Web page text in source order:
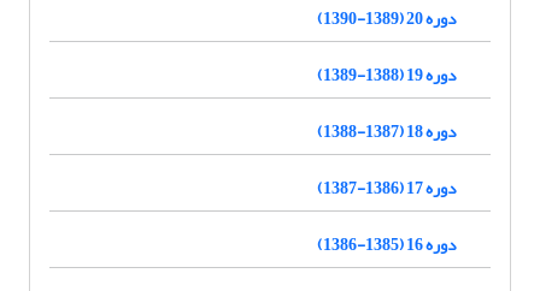
دوره 20 (1389-1390)
دوره 19 (1388-1389)
دوره 18 (1387-1388)
دوره 17 (1386-1387)
دوره 16 (1385-1386)